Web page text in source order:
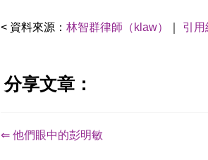
< 資料來源： 林智群律師（klaw） 引用
分享文章：
⇐ 他們眼中的彭明敏